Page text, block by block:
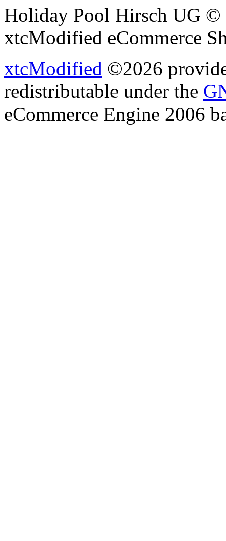
Holiday Pool Hirsch UG ©
xtcModified eCommerce
xtcModified ©2026
redistributable under the
eCommerce Engine 2006